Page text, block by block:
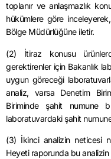
toplanır ve anlaşmazlık
hükümlere göre
Bölge Müdürlüğüne iletir.
(2) İtiraz konusu
gerektirenler için Bakanlık
uygun göreceği
analiz, varsa Denetim
Biriminde şahit numune
laboratuvardaki şahit numune
(3) İkinci analizin neticesi
Heyeti raporunda bu analizin